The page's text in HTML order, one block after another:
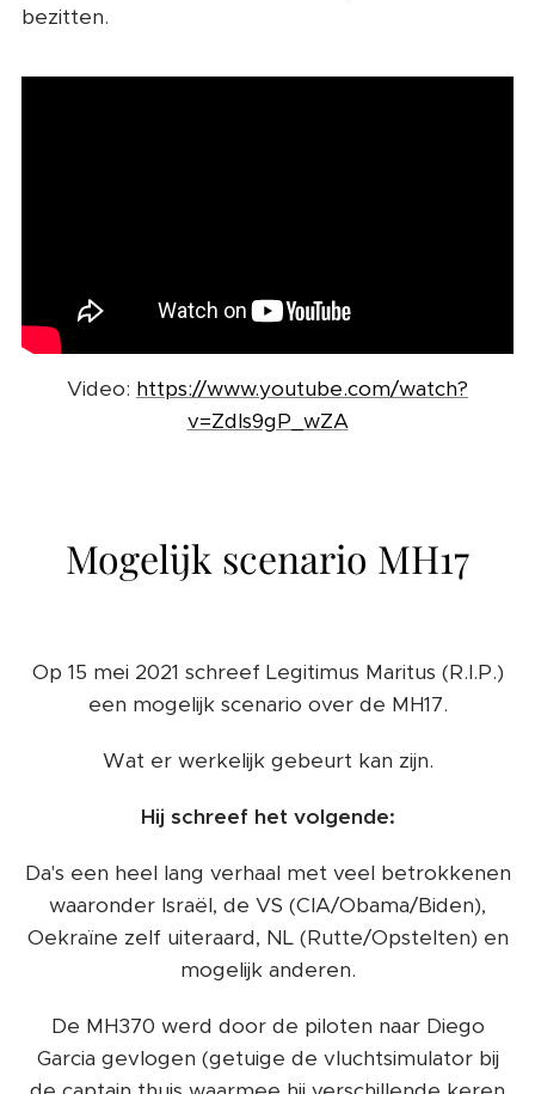
bezitten.
Video: https://www.youtube.com/watch?
v=ZdIs9gP_wZA
Mogelijk scenario MH17
Op 15 mei 2021 schreef Legitimus Maritus (R.I.P.)
een mogelijk scenario over de MH17.
Wat er werkelijk gebeurt kan zijn.
Hij schreef het volgende:
Da's een heel lang verhaal met veel betrokkenen
waaronder Israël, de VS (CIA/Obama/Biden),
Oekraïne zelf uiteraard, NL (Rutte/Opstelten) en
mogelijk anderen.
De MH370 werd door de piloten naar Diego
Garcia gevlogen (getuige de vluchtsimulator bij